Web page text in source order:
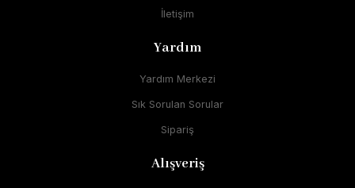
İletişim
Yardım
Yardım Merkezi
Sık Sorulan Sorular
Sipariş
Alışveriş